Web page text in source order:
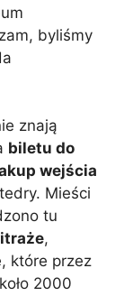
byliśmy
znają
biletu do
wejścia
Mieści
tu
,
które przez
2000